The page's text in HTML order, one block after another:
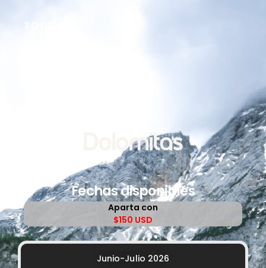
Dolomitas
Fechas disponibles
Aparta con
$150 USD
Junio-Julio 2026